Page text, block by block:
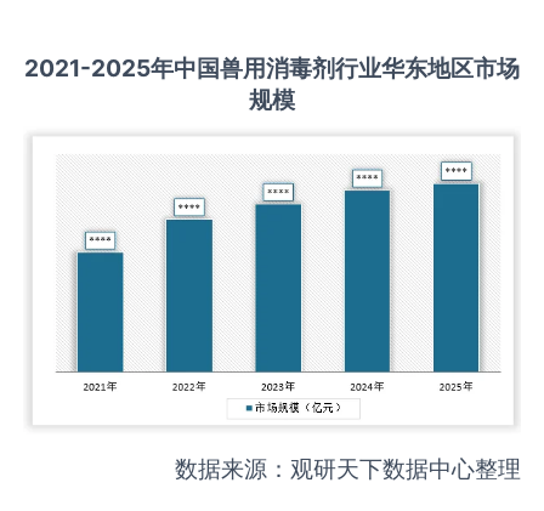
2021-2025年中国兽用消毒剂行业华东地区市场
规模
数据来源：观研天下数据中心整理